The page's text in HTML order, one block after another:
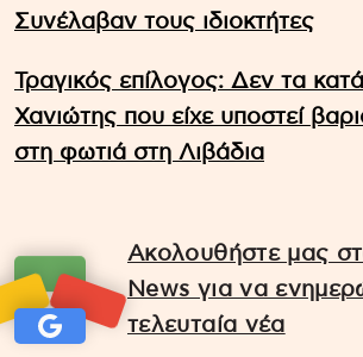
Συνέλαβαν τους ιδιοκτήτες
Τραγικός επίλογος: Δεν τα
Χανιώτης που είχε υποστεί
στη φωτιά στη Λιβάδια
Ακολουθήστε μας
News για να
τελευταία νέα